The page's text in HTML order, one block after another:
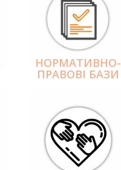
НОРМАТИВНО-
ПРАВОВІ БАЗИ